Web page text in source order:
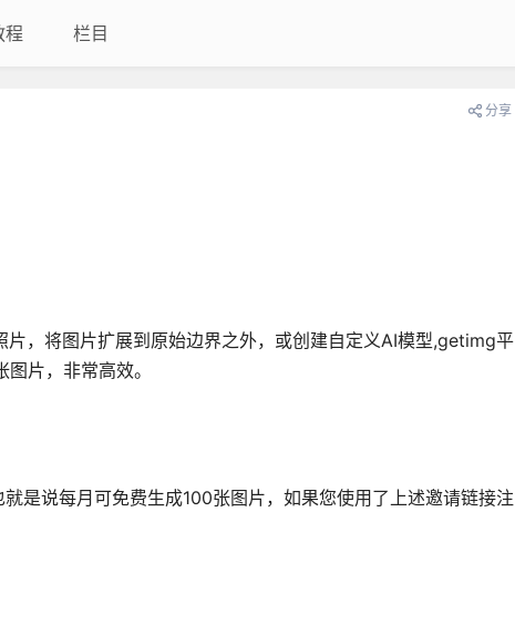
程 栏目
分享
，将图片扩展到原始边界之外，或创建自定义AI模型,getimg平
片，非常高效。
是说每月可免费生成100张图片，如果您使用了上述邀请链接注